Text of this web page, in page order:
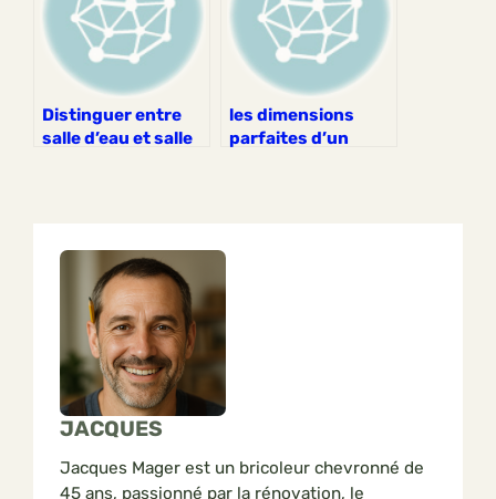
Distinguer entre
salle d’eau et salle
les dimensions
parfaites d’un
JACQUES
Jacques Mager est un bricoleur chevronné de
45 ans, passionné par la rénovation, le